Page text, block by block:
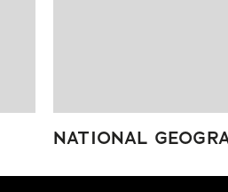
NATIONAL